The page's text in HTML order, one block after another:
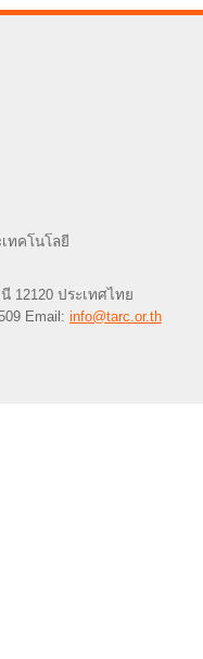
ทคโนโลยี
12120 ประเทศไทย
Email: info@tarc.or.th